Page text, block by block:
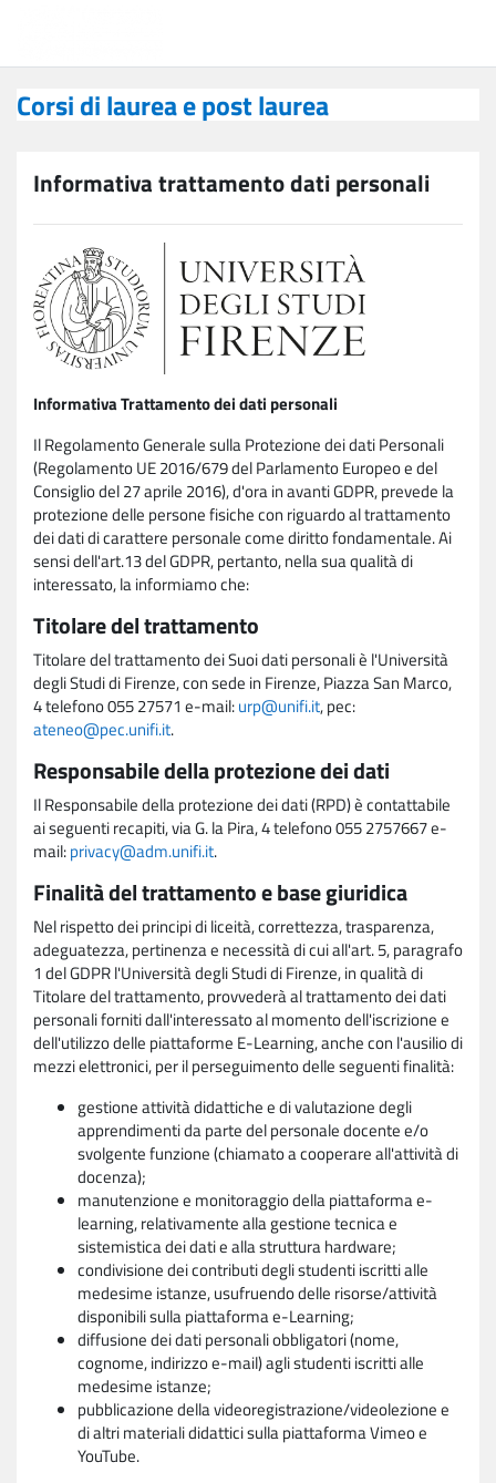
Corsi di laurea e post laurea
Informativa trattamento dati personali
Informativa Trattamento dei dati personali
Il Regolamento Generale sulla Protezione dei dati Personali
(Regolamento UE 2016/679 del Parlamento Europeo e del
Consiglio del 27 aprile 2016), d'ora in avanti GDPR, prevede la
protezione delle persone fisiche con riguardo al trattamento
dei dati di carattere personale come diritto fondamentale. Ai
sensi dell'art.13 del GDPR, pertanto, nella sua qualità di
interessato, la informiamo che:
Titolare del trattamento
Titolare del trattamento dei Suoi dati personali è l'Università
degli Studi di Firenze, con sede in Firenze, Piazza San Marco,
4 telefono 055 27571 e-mail:urp@unifi.it, pec:
ateneo@pec.unifi.it.
Responsabile della protezione dei dati
Il Responsabile della protezione dei dati (RPD) è contattabile
ai seguenti recapiti, via G. la Pira, 4 telefono 055 2757667 e-
mail:privacy@adm.unifi.it.
Finalità del trattamento e base giuridica
Nel rispetto dei principi di liceità, correttezza, trasparenza,
adeguatezza, pertinenza e necessità di cui all'art. 5, paragrafo
1 del GDPR l'Università degli Studi di Firenze, in qualità di
Titolare del trattamento, provvederà al trattamento dei dati
personali forniti dall'interessato al momento dell'iscrizione e
dell'utilizzo delle piattaforme E-Learning, anche con l'ausilio di
mezzi elettronici, per il perseguimento delle seguenti finalità:
gestione attività didattiche e di valutazione degli
apprendimenti da parte del personale docente e/o
svolgente funzione (chiamato a cooperare all'attività di
docenza);
manutenzione e monitoraggio della piattaforma e-
learning, relativamente alla gestione tecnica e
sistemistica dei dati e alla struttura hardware;
condivisione dei contributi degli studenti iscritti alle
medesime istanze, usufruendo delle risorse/attività
disponibili sulla piattaforma e-Learning;
diffusione dei dati personali obbligatori (nome,
cognome, indirizzo e-mail) agli studenti iscritti alle
medesime istanze;
pubblicazione della videoregistrazione/videolezione e
di altri materiali didattici sulla piattaforma Vimeo e
YouTube.